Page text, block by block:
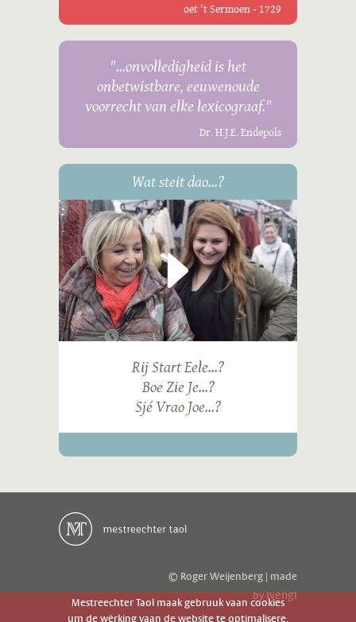
oet 't Sermoen - 1729
"...onvolledigheid is het
onbetwistbare, eeuwenoude
voorrecht van elke lexicograaf."
Dr. H.J.E. Endepols
Wat steit dao...?
Rij Start Eele...?
Boe Zie Je...?
Sjé Vrao Joe...?
© Roger Weijenberg | made
byivengi
Mestreechter Taol maak gebruuk vaan cookies
um de wèrking vaan de website te optimalisere.